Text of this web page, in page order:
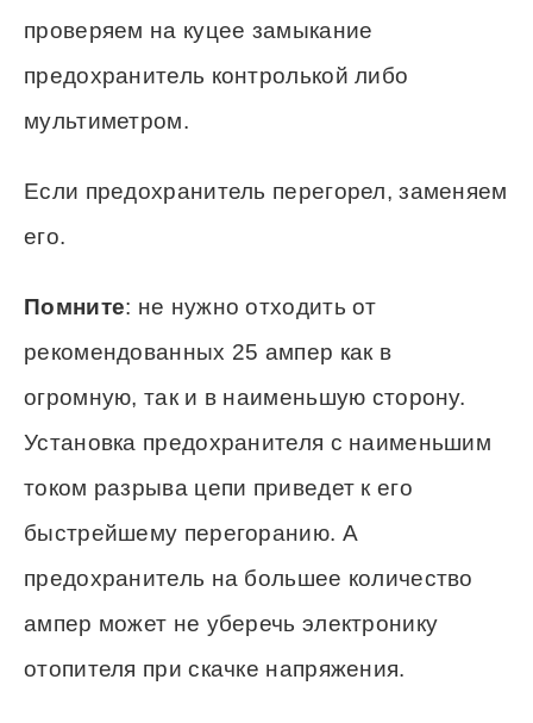
проверяем на куцее замыкание
предохранитель контролькой либо
мультиметром.
Если предохранитель перегорел, заменяем
его.
Помните: не нужно отходить от
рекомендованных 25 ампер как в
огромную, так и в наименьшую сторону.
Установка предохранителя с наименьшим
током разрыва цепи приведет к его
быстрейшему перегоранию. А
предохранитель на большее количество
ампер может не уберечь электронику
отопителя при скачке напряжения.